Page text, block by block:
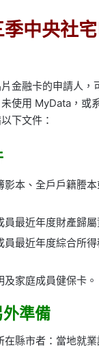
中央社
金融卡的申請人，
使用 MyData，或
下文件：
影本、全戶戶籍謄
員最近年度財產歸屬
員最近年度綜合所
及家庭成員健保卡。
準備
在縣市者：當地就業